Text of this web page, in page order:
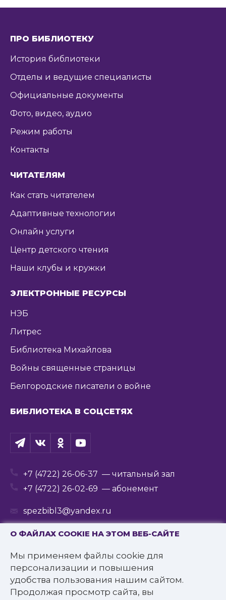
О ФАЙЛАХ COOKIE НА ЭТОМ ВЕБ-САЙТЕ
Мы применяем файлы cookie для
персонализации и повышения
удобства пользования нашим сайтом.
Продолжая просмотр сайта, вы
ПРО БИБЛИОТЕКУ
История библиотеки
Отделы и ведущие специалисты
Официальные документы
Фото, видео, аудио
Режим работы
Контакты
ЧИТАТЕЛЯМ
Как стать читателем
Адаптивные технологии
Онлайн услуги
Центр детского чтения
Наши клубы и кружки
ЭЛЕКТРОННЫЕ РЕСУРСЫ
НЭБ
Литрес
Библиотека Михайлова
Войны священные страницы
Белгородские писатели о войне
БИБЛИОТЕКА В СОЦСЕТЯХ
+7 (4722) 26-06-37 — читальный зал
+7 (4722) 26-02-69 — абонемент
spezbibl3@yandex.ru
© 2016—2022 Государственное бюджетное
учреждение культуры
«Белгородская государственная специальная